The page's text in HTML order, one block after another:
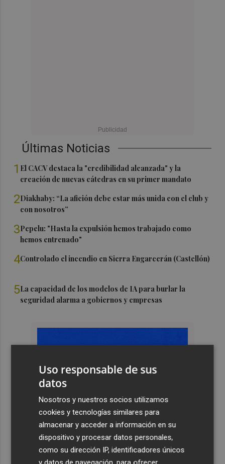
Últimas Noticias
1 El CACV destaca la "credibilidad alcanzada" y la
creación de nuevas cátedras en su primer mandato
2Diakhaby: “La afición debe estar más unida con el club y
con nosotros”
3Pepelu: "Hasta la expulsión hemos trabajado como
hemos entrenado"
4Controlado el incendio en Sierra Engarcerán (Castellón)
5La capacidad de los modelos de IA para burlar la
seguridad alarma a gobiernos y empresas
Uso responsable de sus
datos
Nosotros y nuestros socios utilizamos
cookies y tecnologías similares para
almacenar y acceder a información en su
dispositivo y procesar datos personales,
como su dirección IP, identificadores únicos